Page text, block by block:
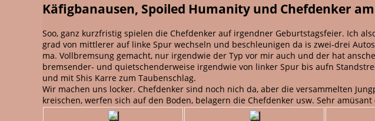
Käfigbanausen, Spoiled Humanity und Chefdenker
Soo, ganz kurzfristig spielen die Chefdenker auf irgendner Geburtstagsfeier. Ich
grad von mittlerer auf linke Spur wechseln und beschleunigen da is zwei-drei
ma. Vollbremsung gemacht, nur irgendwie der Typ vor mir auch und der hat
bremsender- und quietschenderweise irgendwie von linker Spur bis aufn
und mit Shis Karre zum Taubenschlag.
Wir machen uns locker. Chefdenker sind noch nich da, aber die versammelten
kreischen, werfen sich auf den Boden, belagern die Chefdenker usw. Sehr